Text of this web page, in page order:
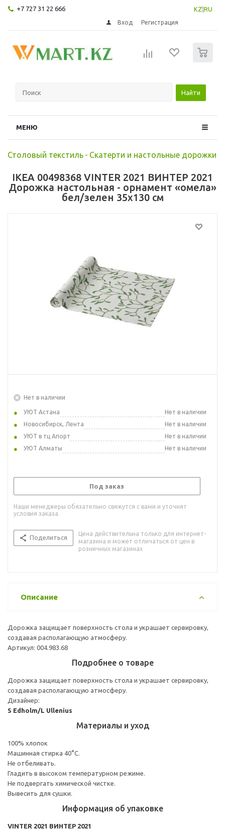
+7 727 31 22 666 KZ RU
Вход Регистрация
Найти
МЕНЮ
Столовый текстиль - Скатерти и настольные дорожки
IKEA 00498368 VINTER 2021 ВИНТЕР 2021
Дорожка настольная - орнамент «омела»
бел/зелен 35x130 см
Нет в наличии
УЮТ Астана
Нет в наличии
Новосибирск, Лента
Нет в наличии
УЮТ в тц Апорт
Нет в наличии
УЮТ Алматы
Нет в наличии
Под заказ
Наши менеджеры обязательно свяжутся с вами и уточнят
условия заказа
Поделиться
Цена действительна только для интернет-
магазина и может отличаться от цен в
розничных магазинах
Описание
Дорожка защищает поверхность стола и украшает сервировку,
создавая располагающую атмосферу.
Артикул: 004.983.68
Подробнее о товаре
Дорожка защищает поверхность стола и украшает сервировку,
создавая располагающую атмосферу.
Дизайнер:
S Edholm/L Ullenius
Материалы и уход
100% хлопок
Машинная стирка 40°С.
Не отбеливать.
Гладить в высоком температурном режиме.
Не подвергать химической чистке.
Вывесить для сушки.
Информация об упаковке
VINTER 2021 ВИНТЕР 2021